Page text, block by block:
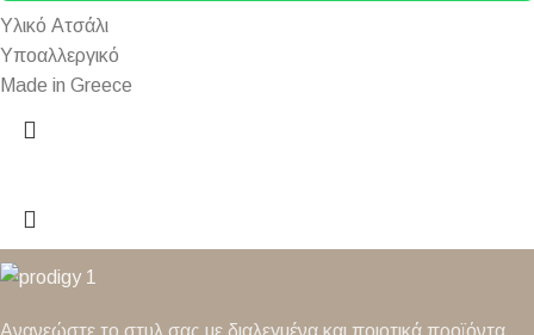
Υλικό Ατσάλι
Υποαλλεργικό
Made in Greece